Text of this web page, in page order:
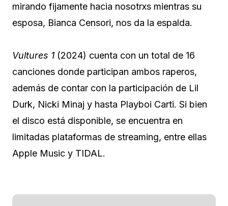
mirando fijamente hacia nosotrxs mientras su
esposa, Bianca Censori, nos da la espalda.
Vultures 1 (2024) cuenta con un total de 16
canciones donde participan ambos raperos,
además de contar con la participación de Lil
Durk, Nicki Minaj y hasta Playboi Carti. Si bien
el disco está disponible, se encuentra en
limitadas plataformas de streaming, entre ellas
Apple Music y TIDAL.